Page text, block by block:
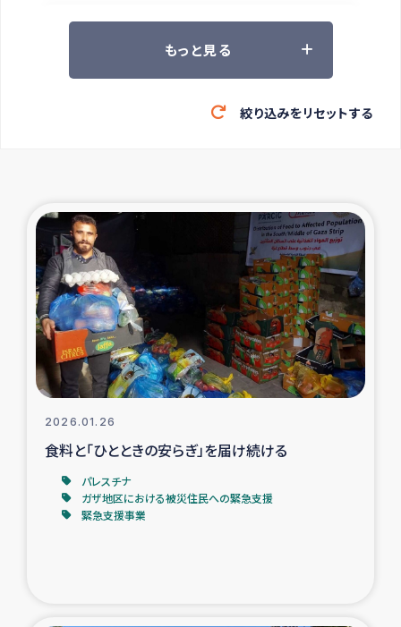
ツアー参加者の声
緊急救援の時代
東ティモール豪雨緊急支援
大雨による洪水被災者支援
カカオ生産者支援事業
シリア国内避難民・帰還民の生活再建支援
トルコにおけるシリア難民支援事業
インドネシア中部 スラウェシの地震・津波被災者支援
スリランカ ムライティブ県帰還民の生活再建支援
もっと見る
絞り込みをリセットする
2026.01.26
食料と「ひとときの安らぎ」を届け続ける
パレスチナ
ガザ地区における被災住民への緊急支援
緊急支援事業